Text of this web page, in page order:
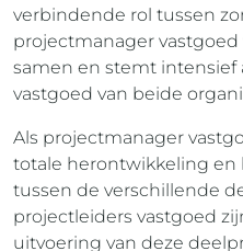
verbindende rol tussen
projectmanager
samen en stemt intensief
vastgoed van beide
Als projectmanager
totale herontwikkeling en
tussen de verschillende
projectleiders vastgoed
uitvoering van deze